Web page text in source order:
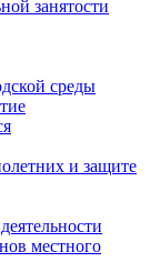
занятости
среды
и защите
местного